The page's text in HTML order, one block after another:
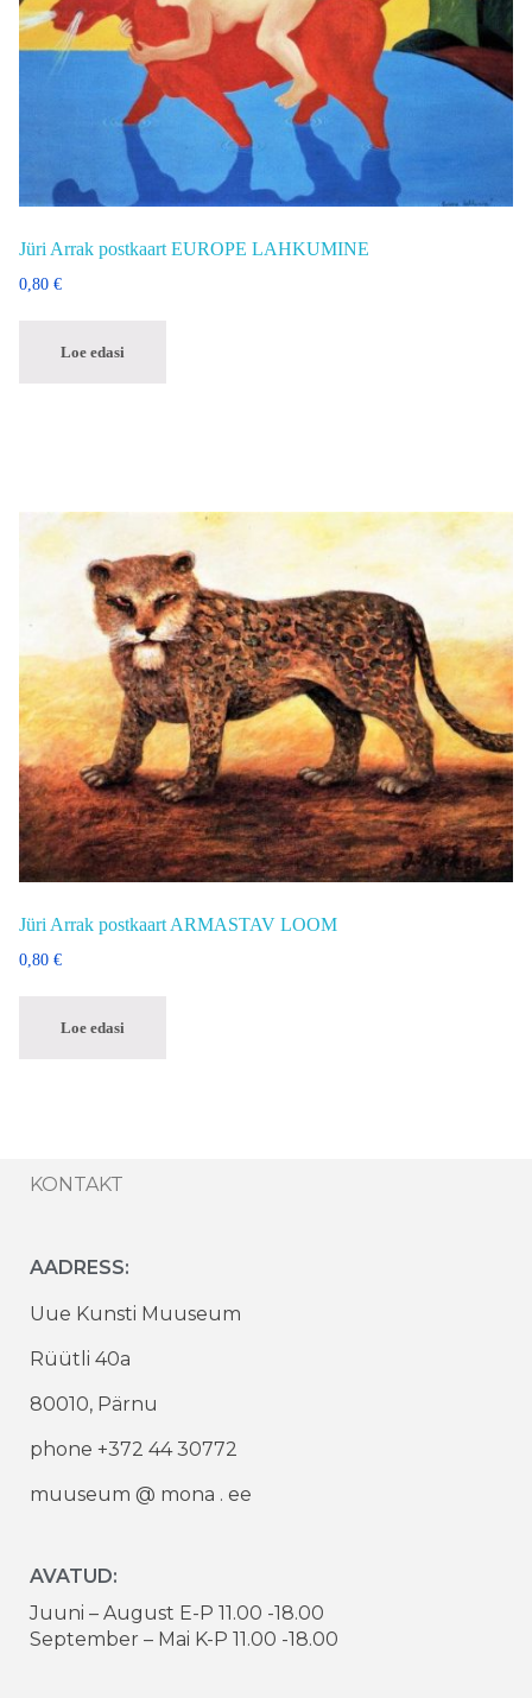
Jüri Arrak postkaart EUROPE LAHKUMINE
0,80 €
Loe edasi
Jüri Arrak postkaart ARMASTAV LOOM
0,80 €
Loe edasi
KONTAKT
AADRESS:
Uue Kunsti Muuseum
Rüütli 40a
80010, Pärnu
phone +372 44 30772
muuseum @ mona . ee
AVATUD:
Juuni – August E-P 11.00 -18.00
September – Mai K-P 11.00 -18.00